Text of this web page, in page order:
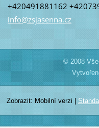
+420491881162
info@zsjasenna.cz
© 2008
Zobrazit: Mobilní verzi